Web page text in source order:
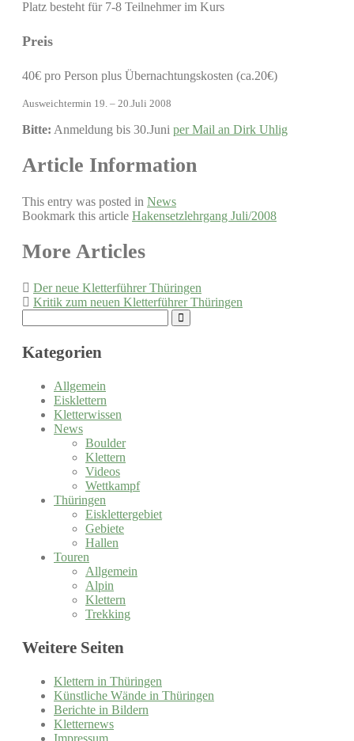
Platz besteht für 7-8 Teilnehmer im Kurs
Preis
40€ pro Person plus Übernachtungskosten (ca.20€)
Ausweichtermin 19. – 20.Juli 2008
Bitte: Anmeldung bis 30.Juni per Mail an Dirk Uhlig
Article Information
This entry was posted in News
Bookmark this article Hakensetzlehrgang Juli/2008
Post
navigation
More Articles
Der neue Kletterführer Thüringen
Kritik zum neuen Kletterführer Thüringen
for:
Kategorien
Allgemein
Eisklettern
Kletterwissen
News
Boulder
Klettern
Videos
Wettkampf
Thüringen
Eisklettergebiet
Gebiete
Hallen
Touren
Allgemein
Alpin
Klettern
Trekking
Weitere Seiten
Klettern in Thüringen
Künstliche Wände in Thüringen
Berichte in Bildern
Kletternews
Impressum